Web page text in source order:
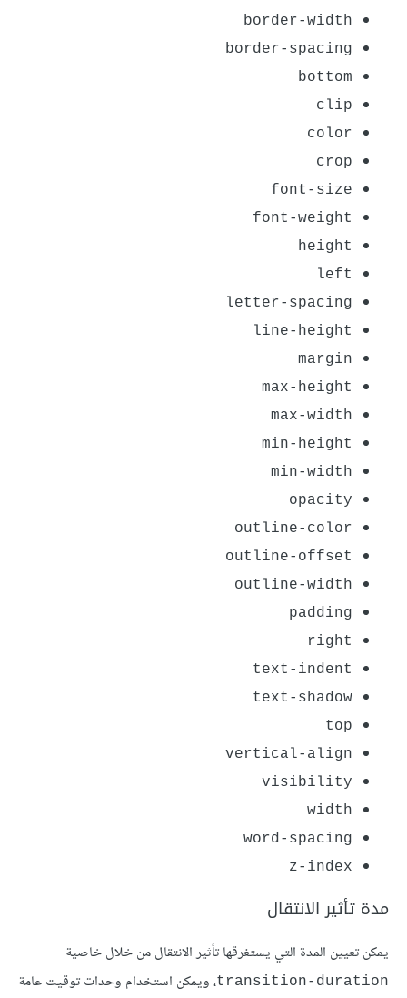
border-width
border-spacing
bottom
clip
color
crop
font-size
font-weight
height
left
letter-spacing
line-height
margin
max-height
max-width
min-height
min-width
opacity
outline-color
outline-offset
outline-width
padding
right
text-indent
text-shadow
top
vertical-align
visibility
width
word-spacing
z-index
مدة تأثير الانتقال
يمكن تعيين المدة التي يستغرقها تأثير الانتقال من خلال خاصية
transition-duration، ويمكن استخدام وحدات توقيت عامة